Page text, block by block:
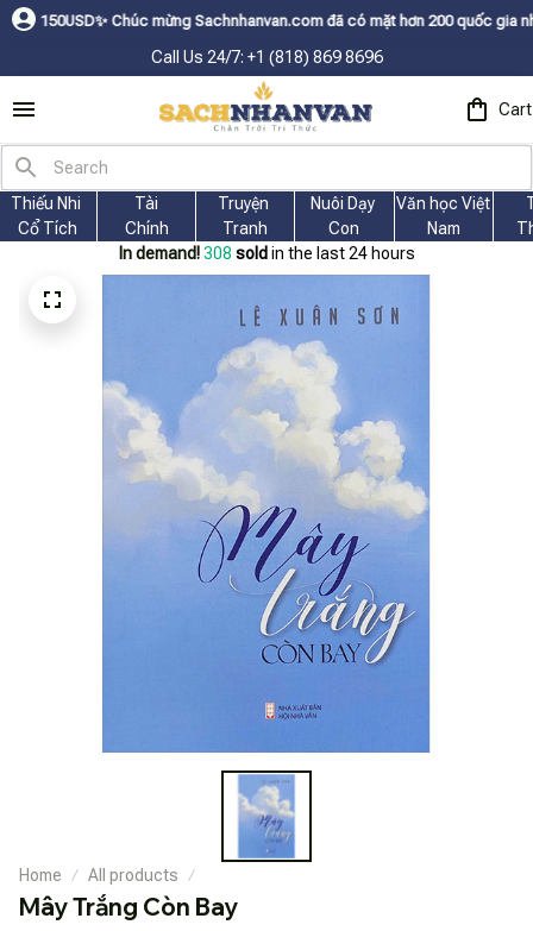
ㅤ✨Chúc mừng Sachnhanvan.com đã có mặt hơn 200 quốc gia như Mỹ,
Call Us 24/7: +1 (818) 869 8696
Cart
Thiếu Nhi
Cổ Tích
Tài
Chính
Truyện
Tranh
Nuôi Dạy
Con
Văn học Việt
Nam
In demand! 308 sold in the last 24 hours
Home All products
Mây Trắng Còn Bay